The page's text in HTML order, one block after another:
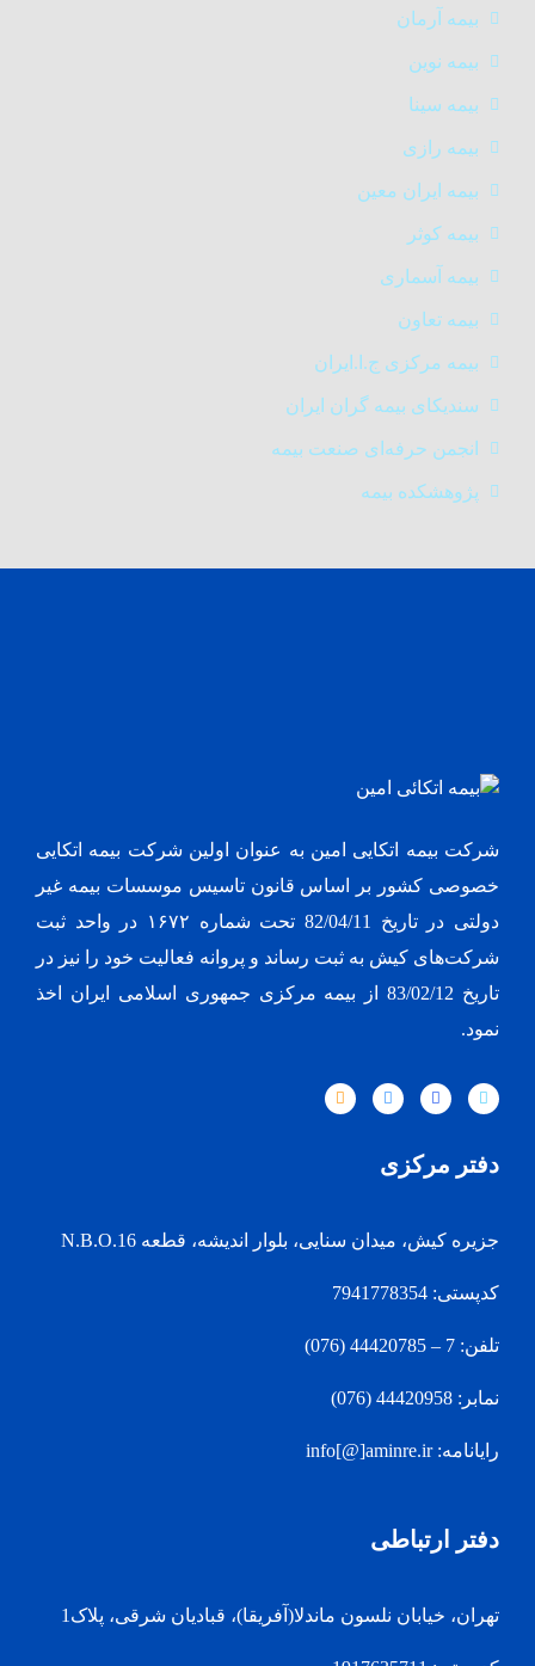
بیمه آرمان
بیمه نوین
بیمه سینا
بیمه رازی
بیمه ایران معین
بیمه کوثر
بیمه آسماری
بیمه تعاون
بیمه مرکزی ج.ا.ایران
سندیکای بیمه گران ایران
انجمن حرفه‌ای صنعت بیمه
پژوهشکده بیمه
شرکت بیمه اتکایی امین به‌ عنوان اولین شرکت بیمه اتکایی
خصوصی کشور بر اساس قانون تاسیس موسسات بیمه غیر
دولتی در تاریخ 82/04/11 تحت شماره ۱۶۷۲ در واحد ثبت
شرکت‌های کیش به ثبت رساند و پروانه فعالیت خود را نیز در
تاریخ 83/02/12 از بیمه مرکزی جمهوری اسلامی ایران اخذ
نمود.
دفتر مرکزی
جزیره کیش، میدان سنایی، بلوار اندیشه، قطعه N.B.O.16
کدپستی: 7941778354
تلفن: 7 – 44420785 (076)
نمابر: 44420958 (076)
رایانامه: info[@]aminre.ir
دفتر ارتباطی
تهران، خیابان نلسون ماندلا(آفریقا)، قبادیان شرقی، پلاک1